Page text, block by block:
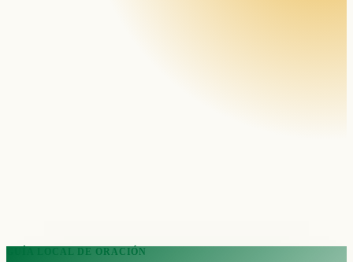
GUÍA LOCAL DE ORACIÓN